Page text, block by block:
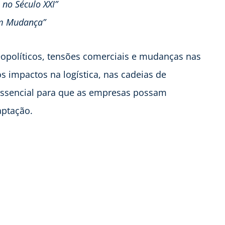
Século XXI”
Mudança”
tensões comerciais e mudanças nas
impactos na logística, nas cadeias de
para que as empresas possam